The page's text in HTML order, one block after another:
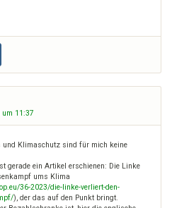
um 11:37
Klimaschutz sind für mich keine
gerade ein Artikel erschienen: Die Linke
ums Klima
36-2023/die-linke-verliert-den-
), der das auf den Punkt bringt.